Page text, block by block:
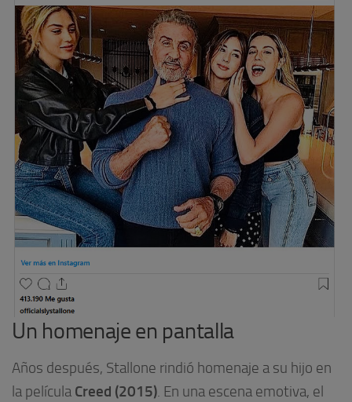
Un homenaje en pantalla
Años después, Stallone rindió homenaje a su hijo en
la película Creed (2015). En una escena emotiva, el